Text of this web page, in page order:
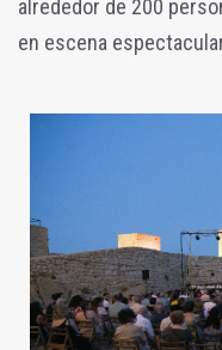
alrededor de 200
en escena